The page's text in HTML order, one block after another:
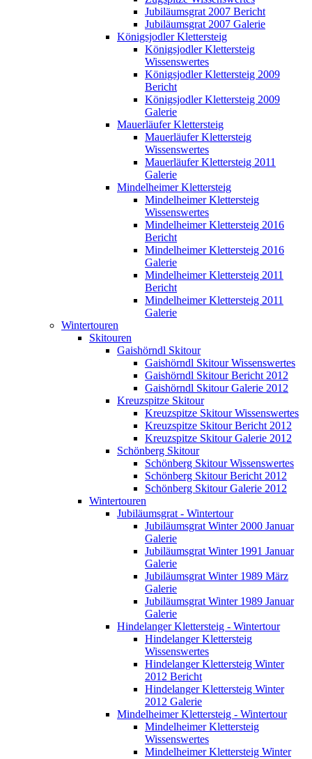
Jubiläumsgrat 2007 Bericht
Jubiläumsgrat 2007 Galerie
Königsjodler Klettersteig
Königsjodler Klettersteig
Wissenswertes
Königsjodler Klettersteig 2009
Bericht
Königsjodler Klettersteig 2009
Galerie
Mauerläufer Klettersteig
Mauerläufer Klettersteig
Wissenswertes
Mauerläufer Klettersteig 2011
Galerie
Mindelheimer Klettersteig
Mindelheimer Klettersteig
Wissenswertes
Mindelheimer Klettersteig 2016
Bericht
Mindelheimer Klettersteig 2016
Galerie
Mindelheimer Klettersteig 2011
Bericht
Mindelheimer Klettersteig 2011
Galerie
Wintertouren
Skitouren
Gaishörndl Skitour
Gaishörndl Skitour Wissenswertes
Gaishörndl Skitour Bericht 2012
Gaishörndl Skitour Galerie 2012
Kreuzspitze Skitour
Kreuzspitze Skitour Wissenswertes
Kreuzspitze Skitour Bericht 2012
Kreuzspitze Skitour Galerie 2012
Schönberg Skitour
Schönberg Skitour Wissenswertes
Schönberg Skitour Bericht 2012
Schönberg Skitour Galerie 2012
Wintertouren
Jubiläumsgrat - Wintertour
Jubiläumsgrat Winter 2000 Januar
Galerie
Jubiläumsgrat Winter 1991 Januar
Galerie
Jubiläumsgrat Winter 1989 März
Galerie
Jubiläumsgrat Winter 1989 Januar
Galerie
Hindelanger Klettersteig - Wintertour
Hindelanger Klettersteig
Wissenswertes
Hindelanger Klettersteig Winter
2012 Bericht
Hindelanger Klettersteig Winter
2012 Galerie
Mindelheimer Klettersteig - Wintertour
Mindelheimer Klettersteig
Wissenswertes
Mindelheimer Klettersteig Winter